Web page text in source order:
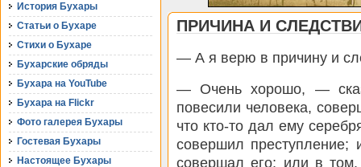
История Бухары
Статьи о Бухаре
Стихи о Бухаре
Бухарские обряды
Бухара на YouTube
Бухара на Flickr
Фото галерея Бухары
Гостевая Бухары
Настоящее Бухары
ПРИЧИНА И
— А я верю в причину и
— Очень хорошо, —
повесили человека,
что кто-то дал ему
совершил преступление;
совершал его; или в